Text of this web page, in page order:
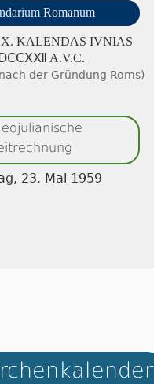
Romanum
KA­LEN­DAS IVNIAS
A.V.C.
der Gründung Roms)
23. Mai 1959